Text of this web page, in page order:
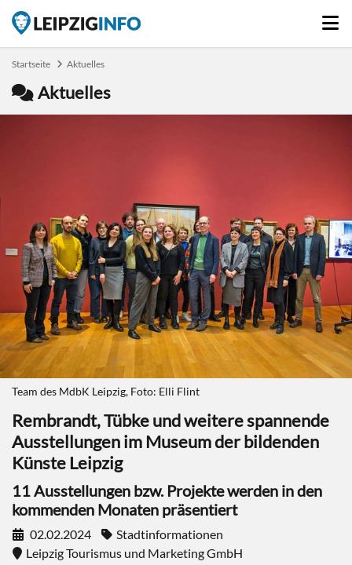
Startseite Aktuelles
Aktuelles
Team des MdbK Leipzig, Foto: Elli Flint
Rembrandt, Tübke und weitere spannende
Ausstellungen im Museum der bildenden
Künste Leipzig
11 Ausstellungen bzw. Projekte werden in den
kommenden Monaten präsentiert
02.02.2024
Stadtinformationen
Leipzig Tourismus und Marketing GmbH